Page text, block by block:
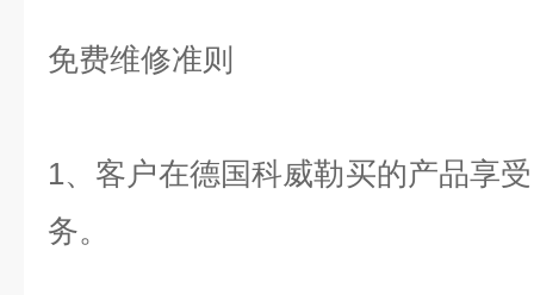
免费维修准则
1、客户在德国科威勒买的产品享受
务。